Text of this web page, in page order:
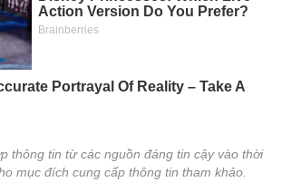
thông tin từ các nguồn đáng tin cậy vào thời
mục đích cung cấp thông tin tham khảo.